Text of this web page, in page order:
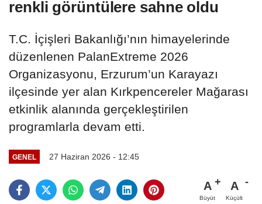
renkli görüntülere sahne oldu
T.C. İçişleri Bakanlığı’nın himayelerinde
düzenlenen PalanExtreme 2026
Organizasyonu, Erzurum’un Karayazı
ilçesinde yer alan Kırkpencereler Mağarası
etkinlik alanında gerçekleştirilen
programlarla devam etti.
GENEL 27 Haziran 2026 - 12:45
A
Büyüt
A
Küçült